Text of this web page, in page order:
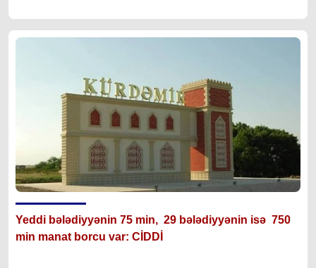
Yeddi bələdiyyənin 75 min, 29 bələdiyyənin isə 750
min manat borcu var: CİDDİ